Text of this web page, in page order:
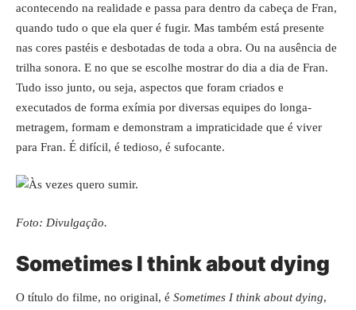
acontecendo na realidade e passa para dentro da cabeça de Fran,
quando tudo o que ela quer é fugir. Mas também está presente
nas cores pastéis e desbotadas de toda a obra. Ou na ausência de
trilha sonora. E no que se escolhe mostrar do dia a dia de Fran.
Tudo isso junto, ou seja, aspectos que foram criados e
executados de forma exímia por diversas equipes do longa-
metragem, formam e demonstram a impraticidade que é viver
para Fran. É difícil, é tedioso, é sufocante.
Foto: Divulgação.
Sometimes I think about dying
O título do filme, no original, é Sometimes I think about dying,